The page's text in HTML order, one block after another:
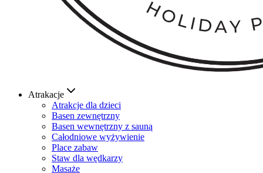
Atrakacje
Atrakcje dla dzieci
Basen zewnętrzny
Basen wewnętrzny z sauną
Całodniowe wyżywienie
Place zabaw
Staw dla wędkarzy
Masaże